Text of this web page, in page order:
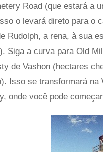
Road (que estará a
o levará direto para o
Rudolph, a rena, à sua
Siga a curva para Old
de Vashon (hectares
Isso se transformará na
onde você pode